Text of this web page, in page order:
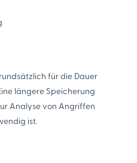
für die Dauer
längere Speicherung
Analyse von Angriffen
ist.